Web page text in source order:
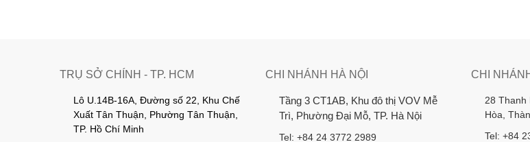
TRỤ SỞ CHÍNH - TP. HCM
Lô U.14B-16A, Đường số 22, Khu Chế
Xuất Tân Thuận, Phường Tân Thuận,
TP. Hồ Chí Minh
CHI NHÁNH HÀ NỘI
Tầng 3 CT1AB, Khu đô thị VOV Mễ
Trì, Phường Đại Mỗ, TP. Hà Nội
Tel: +84 24 3772 2989
CHI
28 Thanh
Hòa,
Tel: +84